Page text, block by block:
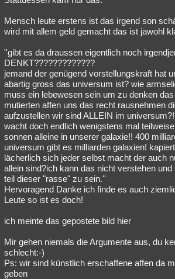
Mensch leute erstens ist das irgend son
wird mit allem geld gemacht das ist jawohl
''gibt es da draussen eigentlich noch
DENKT?????????????
jemand der genügend vorstellungskraft hat
abartig gross das universum ist? wie
muss ein lebewesen sein um zu denken
mutierten affen uns das recht rausnehmen
aufzustellen wir sind ALLEIN im
wacht doch endlich wenigstens mal
sonnen alleine in unserer galaxie!! 400
universum gibt es milliarden galaxien!
lächerlich sich jeder selbst macht der auch
allein sind?ich kann das nicht verstehen
teil dieser "rasse" zu sein.''
Hervoragend Danke ich finde es auch
Leute so ist es doch!
ich meinte das gepostete bild hier
Mir gehen niemals die Argumente aus, du
schlecht:-)
Ps: wir sind künstlich erschaffene affen da
geben